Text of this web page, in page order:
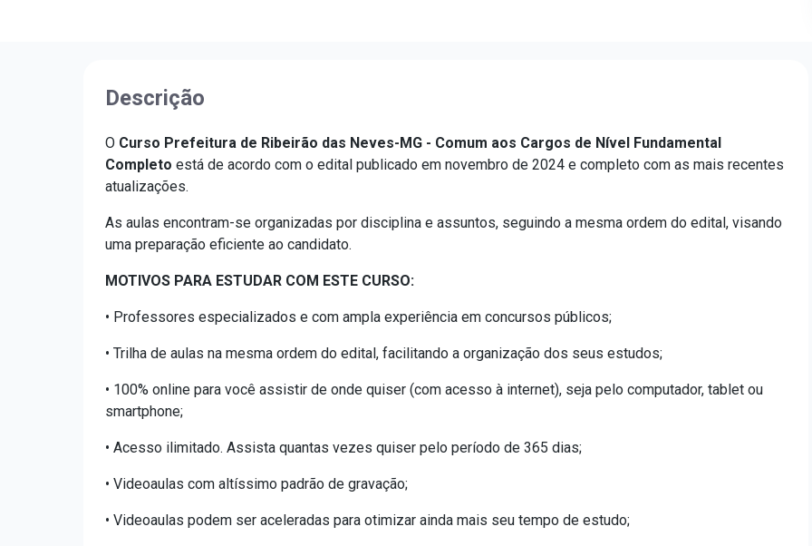
Descrição
O Curso Prefeitura de Ribeirão das Neves-MG - Comum aos Cargos de Nível Fundamental
Completo está de acordo com o edital publicado em novembro de 2024 e completo com as mais recentes
atualizações.
As aulas encontram-se organizadas por disciplina e assuntos, seguindo a mesma ordem do edital, visando
uma preparação eficiente ao candidato.
MOTIVOS PARA ESTUDAR COM ESTE CURSO:
• Professores especializados e com ampla experiência em concursos públicos;
• Trilha de aulas na mesma ordem do edital, facilitando a organização dos seus estudos;
• 100% online para você assistir de onde quiser (com acesso à internet), seja pelo computador, tablet ou
smartphone;
• Acesso ilimitado. Assista quantas vezes quiser pelo período de 365 dias;
• Videoaulas com altíssimo padrão de gravação;
• Videoaulas podem ser aceleradas para otimizar ainda mais seu tempo de estudo;